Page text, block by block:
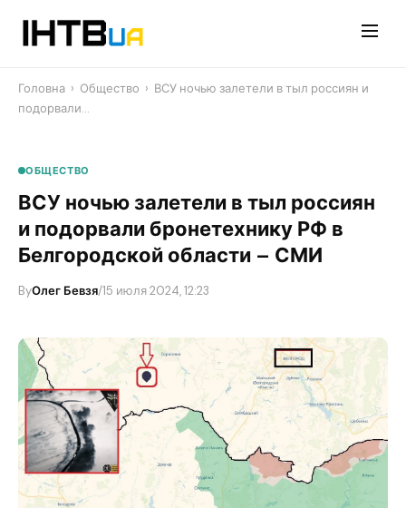
Головна › Общество › ВСУ ночью залетели в тыл россиян и
подорвали…
ОБЩЕСТВО
ВСУ ночью залетели в тыл россиян
и подорвали бронетехнику РФ в
Белгородской области – СМИ
ByОлег Бевзя/15 июля 2024, 12:23